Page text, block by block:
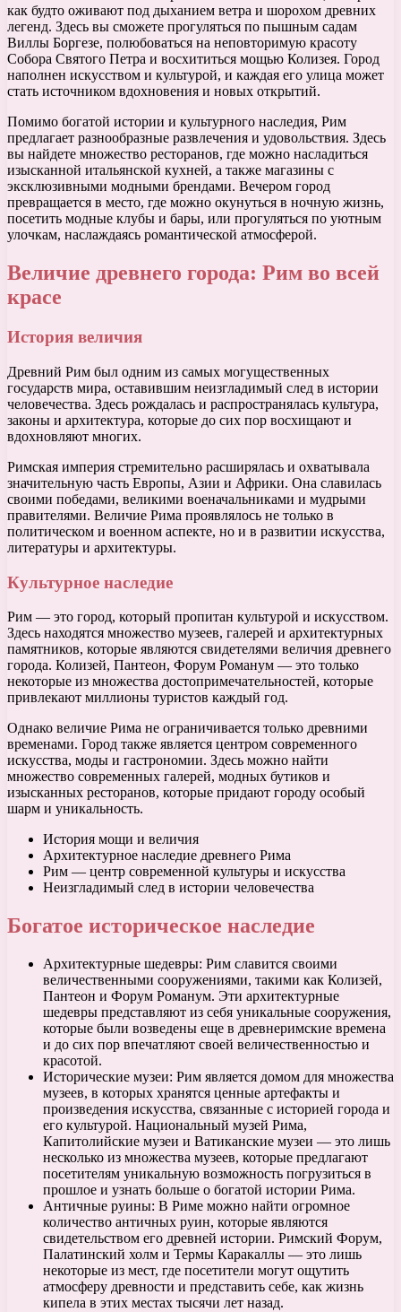
как будто оживают под дыханием ветра и шорохом древних
легенд. Здесь вы сможете прогуляться по пышным садам
Виллы Боргезе, полюбоваться на неповторимую красоту
Собора Святого Петра и восхититься мощью Колизея. Город
наполнен искусством и культурой, и каждая его улица может
стать источником вдохновения и новых открытий.
Помимо богатой истории и культурного наследия, Рим
предлагает разнообразные развлечения и удовольствия. Здесь
вы найдете множество ресторанов, где можно насладиться
изысканной итальянской кухней, а также магазины с
эксклюзивными модными брендами. Вечером город
превращается в место, где можно окунуться в ночную жизнь,
посетить модные клубы и бары, или прогуляться по уютным
улочкам, наслаждаясь романтической атмосферой.
Величие древнего города: Рим во всей
красе
История величия
Древний Рим был одним из самых могущественных
государств мира, оставившим неизгладимый след в истории
человечества. Здесь рождалась и распространялась культура,
законы и архитектура, которые до сих пор восхищают и
вдохновляют многих.
Римская империя стремительно расширялась и охватывала
значительную часть Европы, Азии и Африки. Она славилась
своими победами, великими военачальниками и мудрыми
правителями. Величие Рима проявлялось не только в
политическом и военном аспекте, но и в развитии искусства,
литературы и архитектуры.
Культурное наследие
Рим — это город, который пропитан культурой и искусством.
Здесь находятся множество музеев, галерей и архитектурных
памятников, которые являются свидетелями величия древнего
города. Колизей, Пантеон, Форум Романум — это только
некоторые из множества достопримечательностей, которые
привлекают миллионы туристов каждый год.
Однако величие Рима не ограничивается только древними
временами. Город также является центром современного
искусства, моды и гастрономии. Здесь можно найти
множество современных галерей, модных бутиков и
изысканных ресторанов, которые придают городу особый
шарм и уникальность.
История мощи и величия
Архитектурное наследие древнего Рима
Рим — центр современной культуры и искусства
Неизгладимый след в истории человечества
Богатое историческое наследие
Архитектурные шедевры: Рим славится своими
величественными сооружениями, такими как Колизей,
Пантеон и Форум Романум. Эти архитектурные
шедевры представляют из себя уникальные сооружения,
которые были возведены еще в древнеримские времена
и до сих пор впечатляют своей величественностью и
красотой.
Исторические музеи: Рим является домом для множества
музеев, в которых хранятся ценные артефакты и
произведения искусства, связанные с историей города и
его культурой. Национальный музей Рима,
Капитолийские музеи и Ватиканские музеи — это лишь
несколько из множества музеев, которые предлагают
посетителям уникальную возможность погрузиться в
прошлое и узнать больше о богатой истории Рима.
Античные руины: В Риме можно найти огромное
количество античных руин, которые являются
свидетельством его древней истории. Римский Форум,
Палатинский холм и Термы Каракаллы — это лишь
некоторые из мест, где посетители могут ощутить
атмосферу древности и представить себе, как жизнь
кипела в этих местах тысячи лет назад.